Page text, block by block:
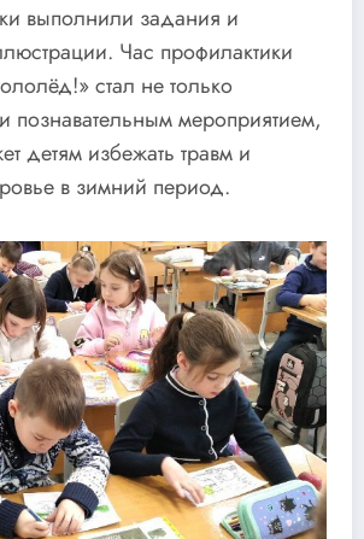
выполнили задания и
Час профилактики
стал не только
познавательным мероприятием,
детям избежать травм и
в зимний период.